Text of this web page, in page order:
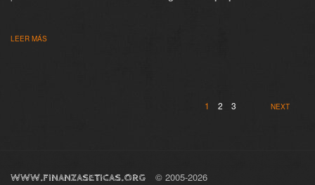
LEER MÁS
1 2 3 NEXT
WWW.FINANZASETICAS.ORG © 2005-2026